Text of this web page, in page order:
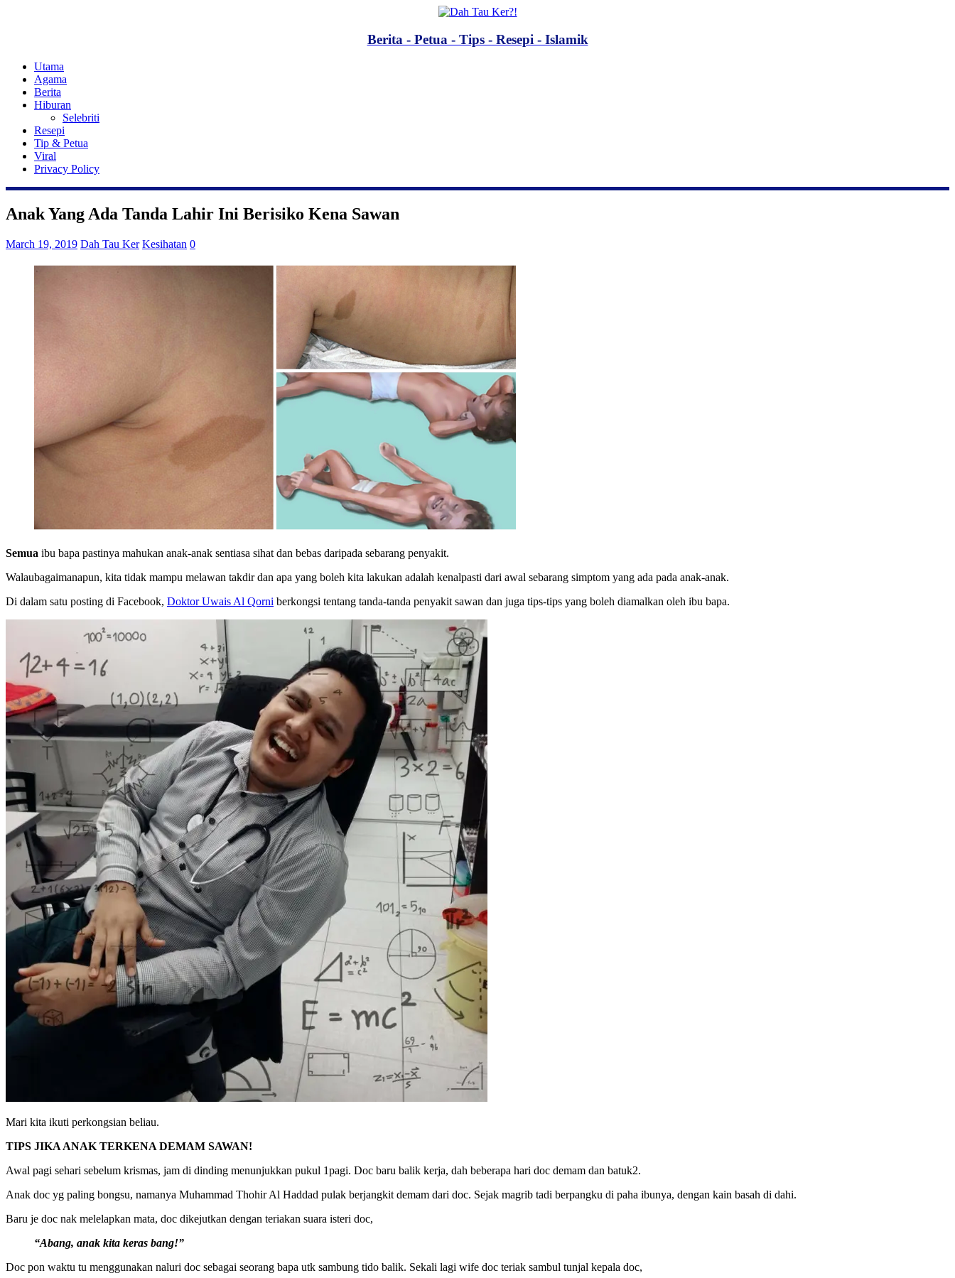
Berita - Petua - Tips - Resepi - Islamik
Utama
Agama
Berita
Hiburan
Selebriti
Resepi
Tip & Petua
Viral
Privacy Policy
Anak Yang Ada Tanda Lahir Ini Berisiko Kena Sawan
March 19, 2019 Dah Tau Ker Kesihatan 0
Semua ibu bapa pastinya mahukan anak-anak sentiasa sihat dan bebas daripada sebarang penyakit.
Walaubagaimanapun, kita tidak mampu melawan takdir dan apa yang boleh kita lakukan adalah kenalpasti dari awal sebarang simptom yang ada pada anak-anak.
Di dalam satu posting di Facebook, Doktor Uwais Al Qorni berkongsi tentang tanda-tanda penyakit sawan dan juga tips-tips yang boleh diamalkan oleh ibu bapa.
Mari kita ikuti perkongsian beliau.
TIPS JIKA ANAK TERKENA DEMAM SAWAN!
Awal pagi sehari sebelum krismas, jam di dinding menunjukkan pukul 1pagi. Doc baru balik kerja, dah beberapa hari doc demam dan batuk2.
Anak doc yg paling bongsu, namanya Muhammad Thohir Al Haddad pulak berjangkit demam dari doc. Sejak magrib tadi berpangku di paha ibunya, dengan kain basah di dahi.
Baru je doc nak melelapkan mata, doc dikejutkan dengan teriakan suara isteri doc,
“Abang, anak kita keras bang!”
Doc pon waktu tu menggunakan naluri doc sebagai seorang bapa utk sambung tido balik. Sekali lagi wife doc teriak sambul tunjal kepala doc,